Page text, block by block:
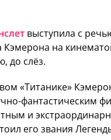
выступила с
на
до слёз.
«Титанике»
фантастическим
и
его звания